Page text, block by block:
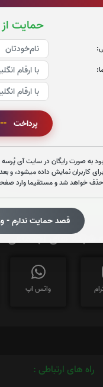
حمایت
پرداخت
به صورت رایگان در سایت آی
کاربران نمایش داده میشود، و
حذف خواهد شد و مستقیما وارد
قصد حمایت ندارم -
تعداد
شبکه های اجتماعی
واتس اپ
راه های ارتباطی :